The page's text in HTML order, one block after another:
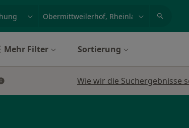
Mehr Filter Sortierung
Wie wir die Suchergebnisse